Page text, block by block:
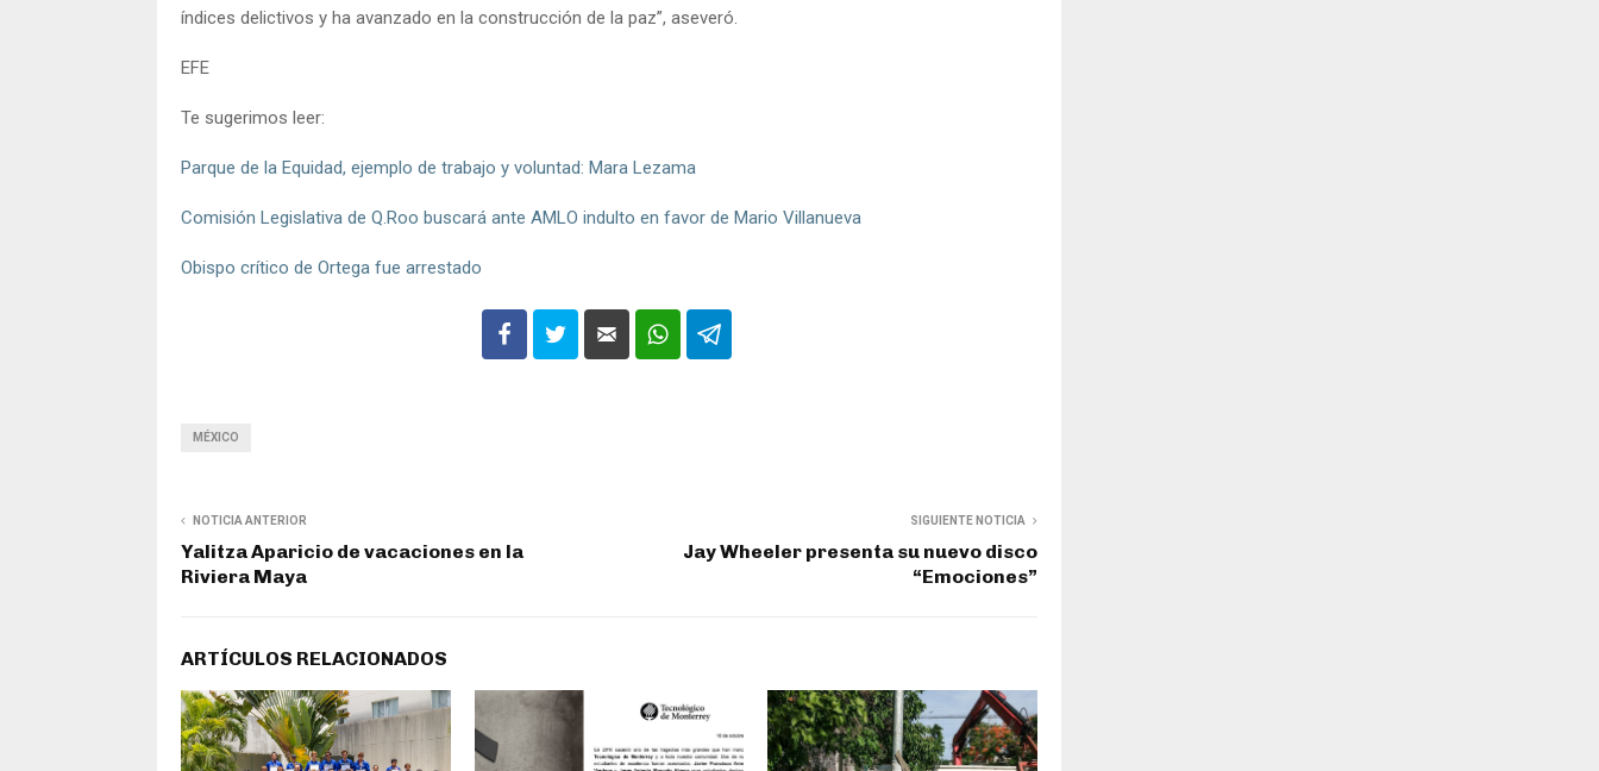
índices delictivos y ha avanzado en la construcción de la paz”, aseveró.
EFE
Te sugerimos leer:
Parque de la Equidad, ejemplo de trabajo y voluntad: Mara Lezama
Comisión Legislativa de Q.Roo buscará ante AMLO indulto en favor de Mario Villanueva
Obispo crítico de Ortega fue arrestado
MÉXICO
NOTICIA ANTERIOR
Yalitza Aparicio de vacaciones en la
Riviera Maya
SIGUIENTE NOTICIA
Jay Wheeler presenta su nuevo disco
“Emociones”
ARTÍCULOS RELACIONADOS